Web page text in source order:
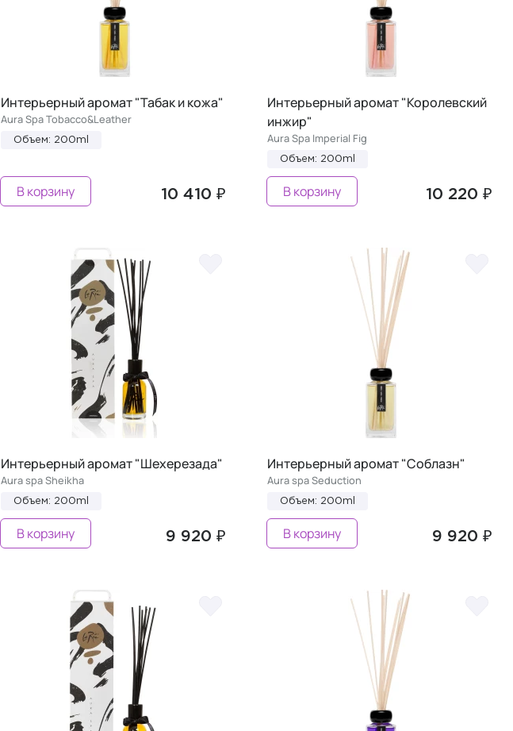
Интерьерный аромат "Табак и кожа"
Aura Spa Tobacco&Leather
Объем: 200ml
10 410 ₽
В корзину
Интерьерный аромат "Королевский
инжир"
Aura Spa Imperial Fig
Объем: 200ml
10 220 ₽
В корзину
Интерьерный аромат "Шехерезада"
Aura spa Sheikha
Объем: 200ml
9 920 ₽
В корзину
Интерьерный аромат "Соблазн"
Aura spa Seduction
Объем: 200ml
9 920 ₽
В корзину